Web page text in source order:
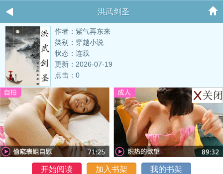
洪武剑圣
作者：紫气再东来
类别：穿越小说
状态：连载
更新：2026-07-19
点击：0
开始阅读 加入书架 我的书架